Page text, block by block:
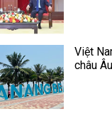
Việt
châu